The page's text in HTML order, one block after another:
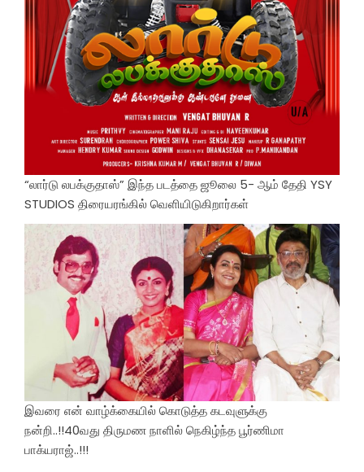
“லார்டு லபக்குதாஸ்” இந்த படத்தை ஜூலை 5- ஆம் தேதி YSY
STUDIOS திரையரங்கில் வெளியிடுகிறார்கள்
இவரை என் வாழ்க்கையில் கொடுத்த கடவுளுக்கு
நன்றி..!!40வது திருமண நாளில் நெகிழ்ந்த பூர்ணிமா
பாக்யராஜ்..!!!